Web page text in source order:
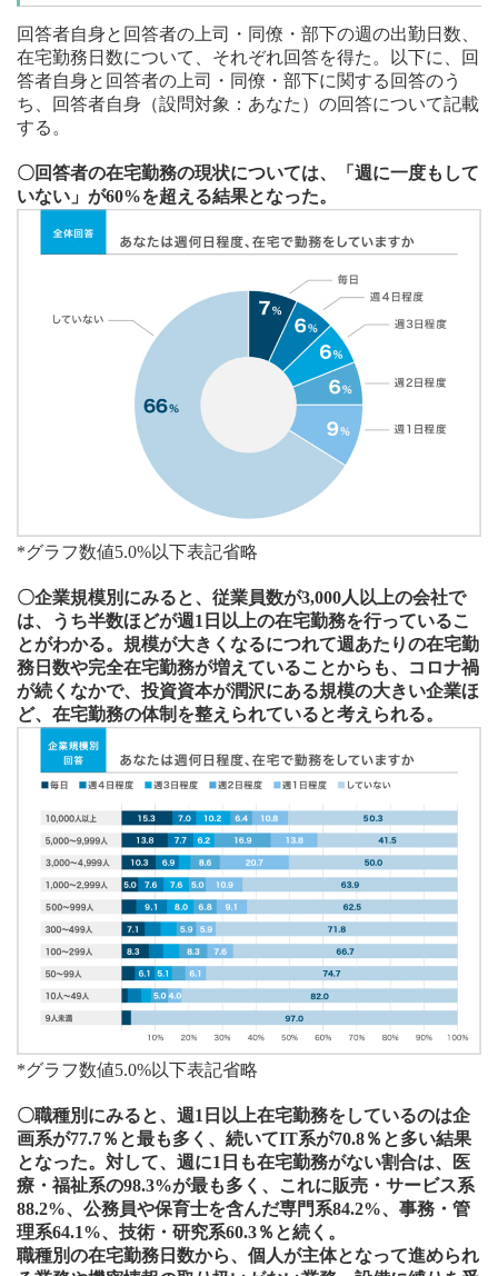
回答者自身と回答者の上司・同僚・部下の週の出勤日数、
在宅勤務日数について、それぞれ回答を得た。以下に、回
答者自身と回答者の上司・同僚・部下に関する回答のう
ち、回答者自身（設問対象：あなた）の回答について記載
する。
〇回答者の在宅勤務の現状については、「週に一度もして
いない」が60%を超える結果となった。
*グラフ数値5.0%以下表記省略
〇企業規模別にみると、従業員数が3,000人以上の会社で
は、うち半数ほどが週1日以上の在宅勤務を行っているこ
とがわかる。規模が大きくなるにつれて週あたりの在宅勤
務日数や完全在宅勤務が増えていることからも、コロナ禍
が続くなかで、投資資本が潤沢にある規模の大きい企業ほ
ど、在宅勤務の体制を整えられていると考えられる。
*グラフ数値5.0%以下表記省略
〇職種別にみると、週1日以上在宅勤務をしているのは企
画系が77.7％と最も多く、続いてIT系が70.8％と多い結果
となった。対して、週に1日も在宅勤務がない割合は、医
療・福祉系の98.3%が最も多く、これに販売・サービス系
88.2%、公務員や保育士を含んだ専門系84.2%、事務・管
理系64.1%、技術・研究系60.3％と続く。
職種別の在宅勤務日数から、個人が主体となって進められ